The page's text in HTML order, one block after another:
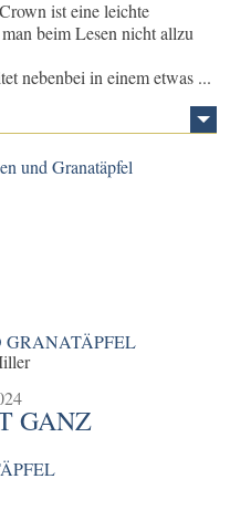
ist eine leichte
beim Lesen nicht allzu
nebenbei in einem etwas ...
GRANATÄPFEL
GANZ